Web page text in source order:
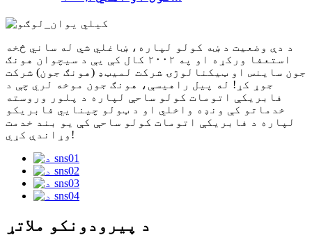
د دې وضعیت د ښه کولو لپاره، ښاغلي شي له ساني څخه
استعفا ورکړه او په ۲۰۰۲ کال کې یې د سیچوان هونګ
جون ساینس او ​​ټیکنالوژۍ شرکت لمیټډ (هونګ جون) شرکت
جوړ کړ! له پیل راهیسې، هونګ جون موخه لري چې د
فابریکې اتومات کولو ساحې لپاره د پلور وروسته
خدماتو کې ونډه واخلي او د ټولو چینایي فابریکو
لپاره د فابریکې اتومات کولو ساحې کې یو بند خدمت
وړاندې کړي!
د پیرودونکو ملاتړ